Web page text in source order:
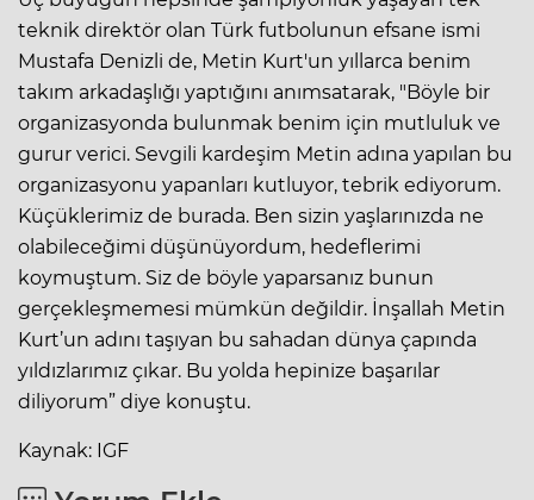
teknik direktör olan Türk futbolunun efsane ismi
Mustafa Denizli de, Metin Kurt'un yıllarca benim
takım arkadaşlığı yaptığını anımsatarak, "Böyle bir
organizasyonda bulunmak benim için mutluluk ve
gurur verici. Sevgili kardeşim Metin adına yapılan bu
organizasyonu yapanları kutluyor, tebrik ediyorum.
Küçüklerimiz de burada. Ben sizin yaşlarınızda ne
olabileceğimi düşünüyordum, hedeflerimi
koymuştum. Siz de böyle yaparsanız bunun
gerçekleşmemesi mümkün değildir. İnşallah Metin
Kurt’un adını taşıyan bu sahadan dünya çapında
yıldızlarımız çıkar. Bu yolda hepinize başarılar
diliyorum” diye konuştu.
Kaynak: IGF